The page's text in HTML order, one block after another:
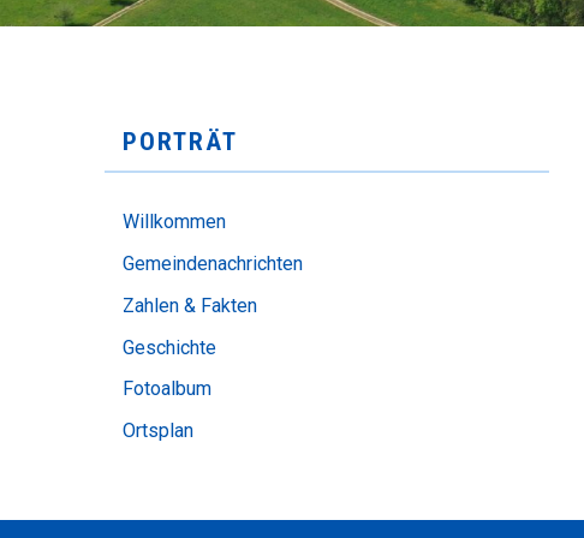
SUBNAVIGATION
PORTRÄT
Willkommen
Gemeindenachrichten
Zahlen & Fakten
Geschichte
Fotoalbum
Ortsplan